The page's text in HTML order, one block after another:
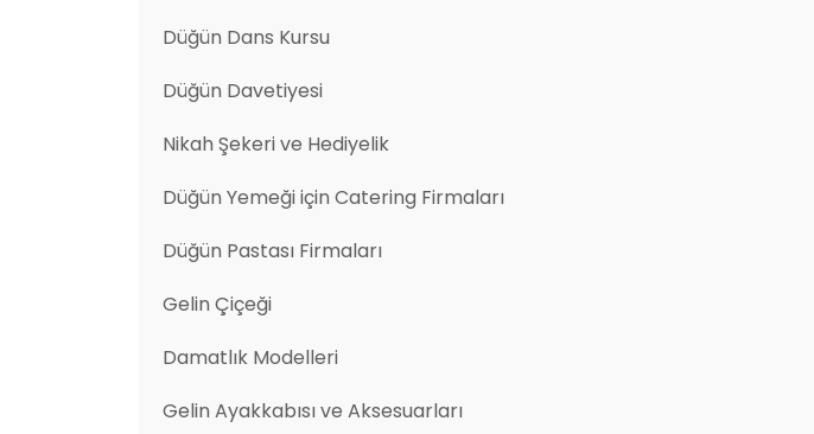
Düğün Dans Kursu
Düğün Davetiyesi
Nikah Şekeri ve Hediyelik
Düğün Yemeği için Catering Firmaları
Düğün Pastası Firmaları
Gelin Çiçeği
Damatlık Modelleri
Gelin Ayakkabısı ve Aksesuarları